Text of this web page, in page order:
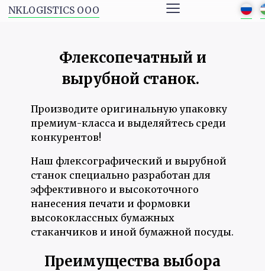
NKLOGISTICS ООО ≡
Флексопечатный и
вырубной станок.
Производите оригинальную упаковку
премиум-класса и выделяйтесь среди
конкурентов!
Наш флексографический и вырубной
станок специально разработан для
эффективного и высокоточного
нанесения печати и формовки
высококлассных бумажных
стаканчиков и иной бумажной посуды.
Преимущества выбора